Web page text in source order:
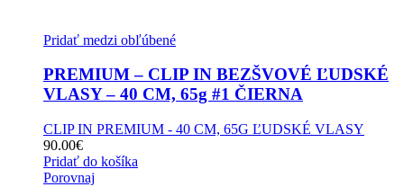
Pridať medzi obľúbené
PREMIUM – CLIP IN BEZŠVOVÉ ĽUDSKÉ
VLASY – 40 CM, 65g #1 ČIERNA
CLIP IN PREMIUM - 40 CM, 65G ĽUDSKÉ VLASY
90.00€
Pridať do košíka
Porovnaj